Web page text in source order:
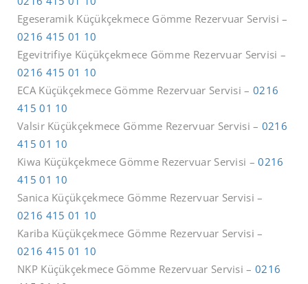
Egeseramik Küçükçekmece Gömme Rezervuar Servisi –
0216 415 01 10
Egevitrifiye Küçükçekmece Gömme Rezervuar Servisi –
0216 415 01 10
ECA Küçükçekmece Gömme Rezervuar Servisi – 0216
415 01 10
Valsir Küçükçekmece Gömme Rezervuar Servisi – 0216
415 01 10
Kiwa Küçükçekmece Gömme Rezervuar Servisi –0216
415 01 10
Sanica Küçükçekmece Gömme Rezervuar Servisi –
0216 415 01 10
Kariba Küçükçekmece Gömme Rezervuar Servisi –
0216 415 01 10
NKP Küçükçekmece Gömme Rezervuar Servisi – 0216